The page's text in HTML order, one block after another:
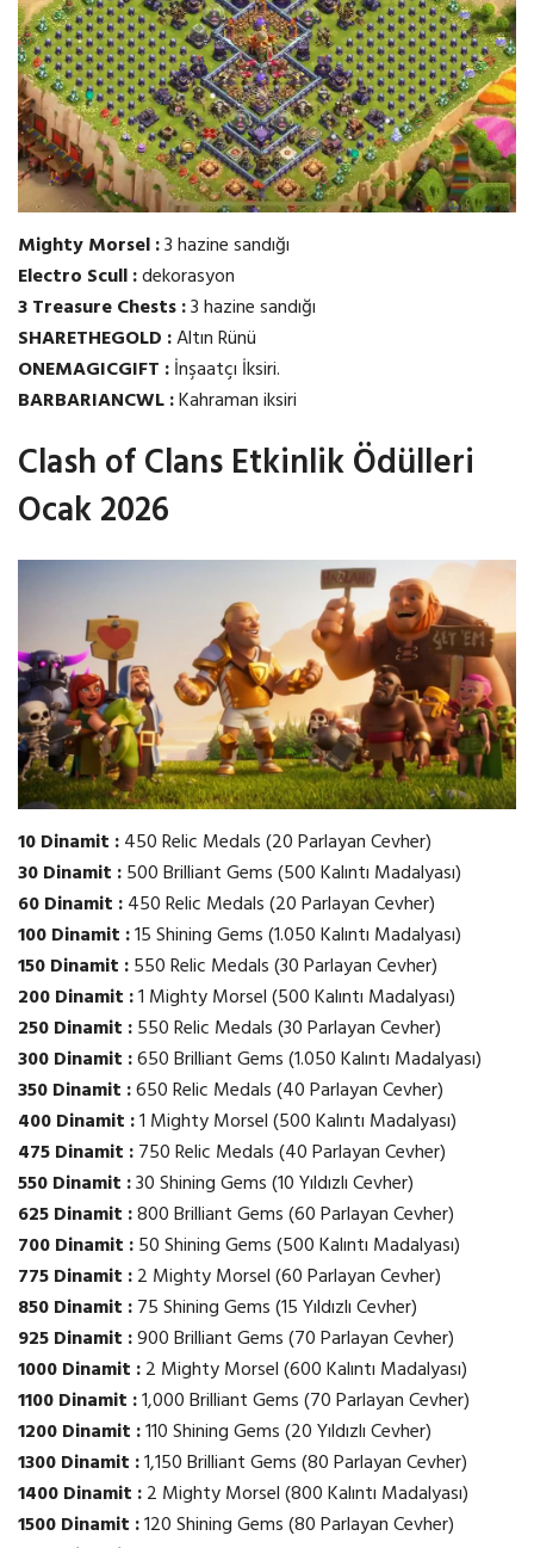
Mighty Morsel :3 hazine sandığı
Electro Scull :dekorasyon
3 Treasure Chests :3 hazine sandığı
SHARETHEGOLD :Altın Rünü
ONEMAGICGIFT :İnşaatçı İksiri.
BARBARIANCWL :Kahraman iksiri
Clash of Clans Etkinlik Ödülleri
Ocak 2026
10 Dinamit :450 Relic Medals (20 Parlayan Cevher)
30 Dinamit :500 Brilliant Gems (500 Kalıntı Madalyası)
60 Dinamit :450 Relic Medals (20 Parlayan Cevher)
100 Dinamit :15 Shining Gems (1.050 Kalıntı Madalyası)
150 Dinamit :550 Relic Medals (30 Parlayan Cevher)
200 Dinamit :1 Mighty Morsel (500 Kalıntı Madalyası)
250 Dinamit :550 Relic Medals (30 Parlayan Cevher)
300 Dinamit :650 Brilliant Gems (1.050 Kalıntı Madalyası)
350 Dinamit :650 Relic Medals (40 Parlayan Cevher)
400 Dinamit :1 Mighty Morsel (500 Kalıntı Madalyası)
475 Dinamit :750 Relic Medals (40 Parlayan Cevher)
550 Dinamit :30 Shining Gems (10 Yıldızlı Cevher)
625 Dinamit :800 Brilliant Gems (60 Parlayan Cevher)
700 Dinamit :50 Shining Gems (500 Kalıntı Madalyası)
775 Dinamit :2 Mighty Morsel (60 Parlayan Cevher)
850 Dinamit :75 Shining Gems (15 Yıldızlı Cevher)
925 Dinamit :900 Brilliant Gems (70 Parlayan Cevher)
1000 Dinamit :2 Mighty Morsel (600 Kalıntı Madalyası)
1100 Dinamit :1,000 Brilliant Gems (70 Parlayan Cevher)
1200 Dinamit :110 Shining Gems (20 Yıldızlı Cevher)
1300 Dinamit :1,150 Brilliant Gems (80 Parlayan Cevher)
1400 Dinamit :2 Mighty Morsel (800 Kalıntı Madalyası)
1500 Dinamit :120 Shining Gems (80 Parlayan Cevher)